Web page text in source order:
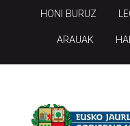
HONI BURUZ
ARAUAK